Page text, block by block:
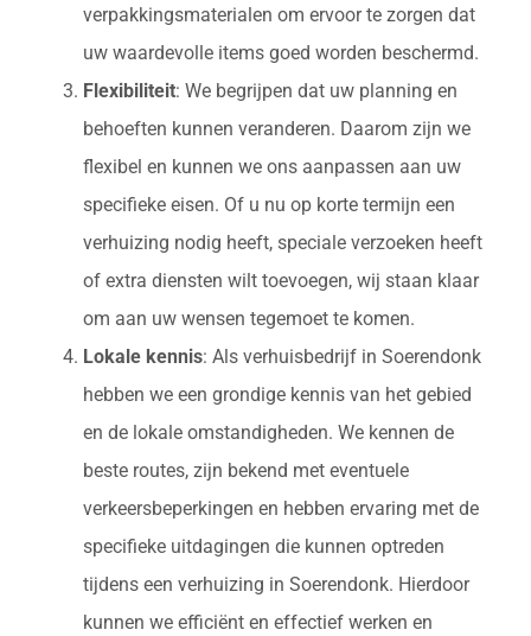
verpakkingsmaterialen om ervoor te zorgen dat
uw waardevolle items goed worden beschermd.
Flexibiliteit: We begrijpen dat uw planning en
behoeften kunnen veranderen. Daarom zijn we
flexibel en kunnen we ons aanpassen aan uw
specifieke eisen. Of u nu op korte termijn een
verhuizing nodig heeft, speciale verzoeken heeft
of extra diensten wilt toevoegen, wij staan klaar
om aan uw wensen tegemoet te komen.
Lokale kennis: Als verhuisbedrijf in Soerendonk
hebben we een grondige kennis van het gebied
en de lokale omstandigheden. We kennen de
beste routes, zijn bekend met eventuele
verkeersbeperkingen en hebben ervaring met de
specifieke uitdagingen die kunnen optreden
tijdens een verhuizing in Soerendonk. Hierdoor
kunnen we efficiënt en effectief werken en